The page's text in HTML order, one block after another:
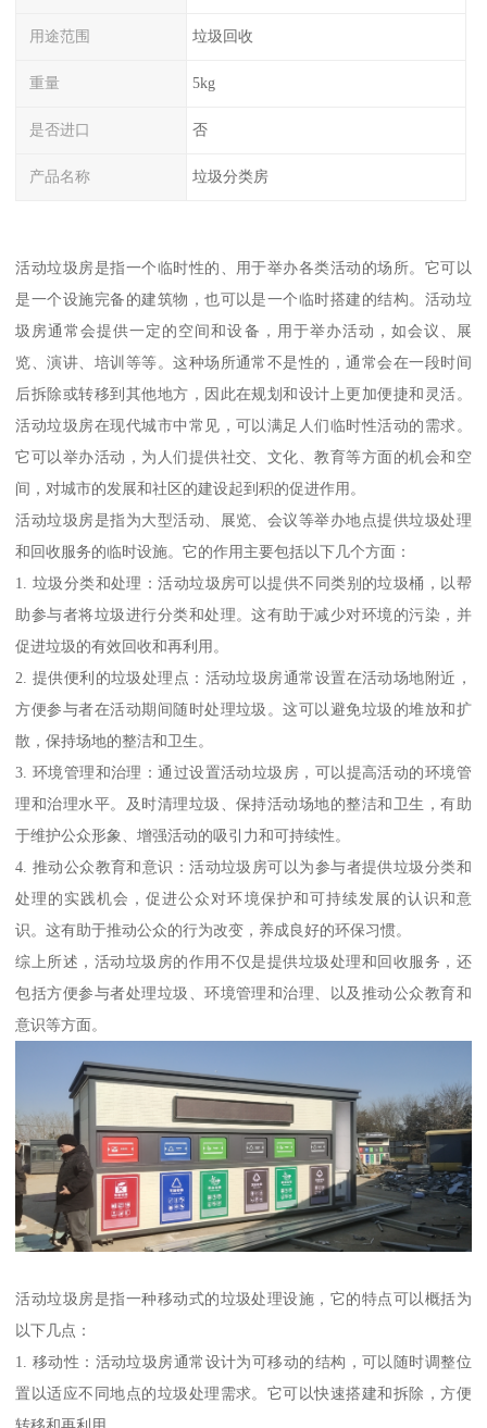
用途范围 垃圾回收
重量 5kg
是否进口 否
产品名称 垃圾分类房
活动垃圾房是指一个临时性的、用于举办各类活动的场所。它可以
是一个设施完备的建筑物，也可以是一个临时搭建的结构。活动垃
圾房通常会提供一定的空间和设备，用于举办活动，如会议、展
览、演讲、培训等等。这种场所通常不是性的，通常会在一段时间
后拆除或转移到其他地方，因此在规划和设计上更加便捷和灵活。
活动垃圾房在现代城市中常见，可以满足人们临时性活动的需求。
它可以举办活动，为人们提供社交、文化、教育等方面的机会和空
间，对城市的发展和社区的建设起到积的促进作用。
活动垃圾房是指为大型活动、展览、会议等举办地点提供垃圾处理
和回收服务的临时设施。它的作用主要包括以下几个方面：
1. 垃圾分类和处理：活动垃圾房可以提供不同类别的垃圾桶，以帮
助参与者将垃圾进行分类和处理。这有助于减少对环境的污染，并
促进垃圾的有效回收和再利用。
2. 提供便利的垃圾处理点：活动垃圾房通常设置在活动场地附近，
方便参与者在活动期间随时处理垃圾。这可以避免垃圾的堆放和扩
散，保持场地的整洁和卫生。
3. 环境管理和治理：通过设置活动垃圾房，可以提高活动的环境管
理和治理水平。及时清理垃圾、保持活动场地的整洁和卫生，有助
于维护公众形象、增强活动的吸引力和可持续性。
4. 推动公众教育和意识：活动垃圾房可以为参与者提供垃圾分类和
处理的实践机会，促进公众对环境保护和可持续发展的认识和意
识。这有助于推动公众的行为改变，养成良好的环保习惯。
综上所述，活动垃圾房的作用不仅是提供垃圾处理和回收服务，还
包括方便参与者处理垃圾、环境管理和治理、以及推动公众教育和
意识等方面。
活动垃圾房是指一种移动式的垃圾处理设施，它的特点可以概括为
以下几点：
1. 移动性：活动垃圾房通常设计为可移动的结构，可以随时调整位
置以适应不同地点的垃圾处理需求。它可以快速搭建和拆除，方便